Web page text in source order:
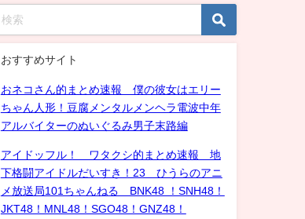
おすすめサイト
おネコさん的まとめ速報 僕の彼女はエリー
ちゃん人形！豆腐メンタルメンヘラ電波中年
アルバイターのぬいぐるみ男子末路編
アイドッフル！ ワタクシ的まとめ速報 地
下格闘アイドルだいすき！23 ひうらのアニ
メ放送局101ちゃんねる BNK48 ！SNH48！
JKT48！MNL48！SGO48！GNZ48！